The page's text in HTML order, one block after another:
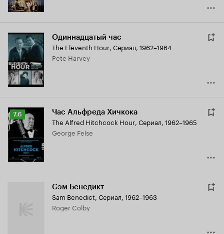
Одиннадцатый час
The Eleventh Hour, Сериал, 1962–1964
Pete Harvey
Рейтинг
Кинопоиска
7.6
7.6 Час Альфреда Хичкока
The Alfred Hitchcock Hour, Сериал, 1962–1965
George Felse
Сэм Бенедикт
Sam Benedict, Сериал, 1962–1963
Roger Colby